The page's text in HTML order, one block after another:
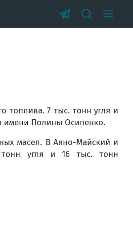
топлива. 7 тыс. тонн угля и
имени Полины Осипенко.
масел. В Аяно-Майский и
тонн угля и 16 тыс. тонн